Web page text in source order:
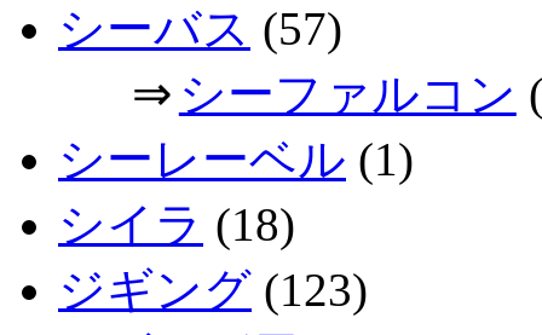
シーバス (57)
⇒ シーファルコン
シーレーベル (1)
シイラ (18)
ジギング (123)